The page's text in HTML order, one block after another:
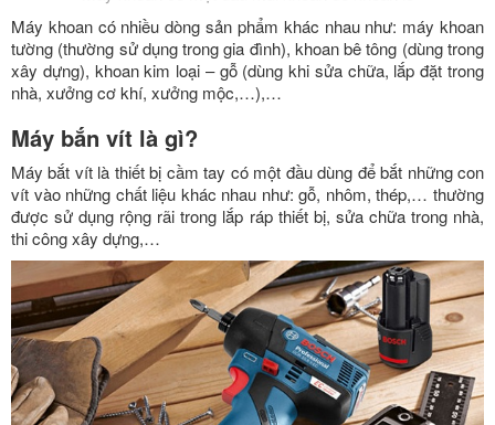
Máy khoan có nhiều dòng sản phẩm khác nhau như: máy khoan
tường (thường sử dụng trong gia đình), khoan bê tông (dùng trong
xây dựng), khoan kim loại – gỗ (dùng khi sửa chữa, lắp đặt trong
nhà, xưởng cơ khí, xưởng mộc,…),…
Máy bắn vít là gì?
Máy bắt vít là thiết bị cầm tay có một đầu dùng để bắt những con
vít vào những chất liệu khác nhau như: gỗ, nhôm, thép,… thường
được sử dụng rộng rãi trong lắp ráp thiết bị, sửa chữa trong nhà,
thi công xây dựng,…